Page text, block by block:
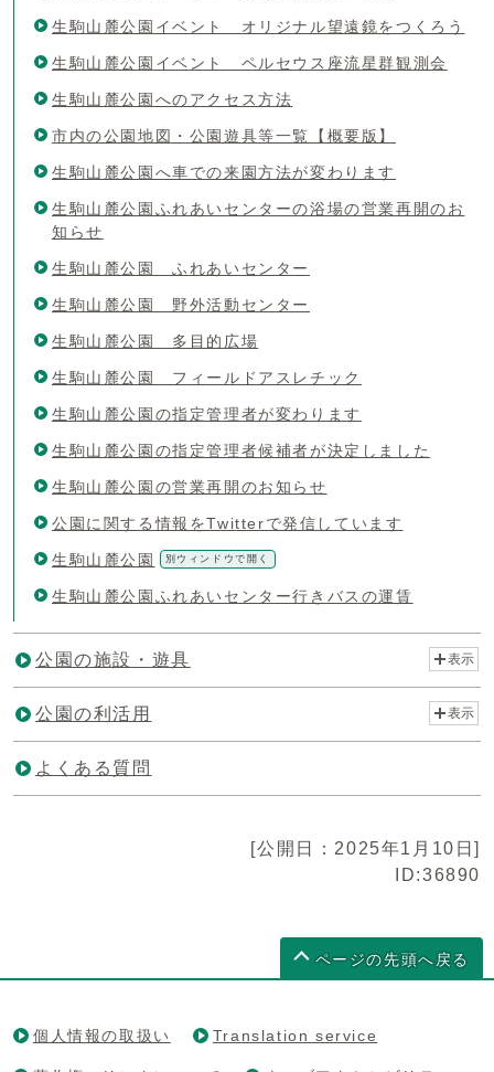
生駒山麓公園イベント オリジナル望遠鏡をつくろう
生駒山麓公園イベント ペルセウス座流星群観測会
生駒山麓公園へのアクセス方法
市内の公園地図・公園遊具等一覧【概要版】
生駒山麓公園へ車での来園方法が変わります
生駒山麓公園ふれあいセンターの浴場の営業再開のお
知らせ
生駒山麓公園 ふれあいセンター
生駒山麓公園 野外活動センター
生駒山麓公園 多目的広場
生駒山麓公園 フィールドアスレチック
生駒山麓公園の指定管理者が変わります
生駒山麓公園の指定管理者候補者が決定しました
生駒山麓公園の営業再開のお知らせ
公園に関する情報をTwitterで発信しています
生駒山麓公園 別ウィンドウで開く
生駒山麓公園ふれあいセンター行きバスの運賃
公園の施設・遊具 表示
公園の利活用 表示
よくある質問
[公開日：2025年1月10日]
ID:36890
ページの先頭へ戻る
個人情報の取扱い Translation service